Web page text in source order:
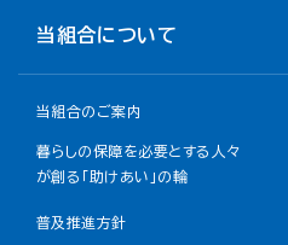
当組合について
当組合のご案内
暮らしの保障を必要とする人々
が創る「助けあい」の輪
普及推進方針